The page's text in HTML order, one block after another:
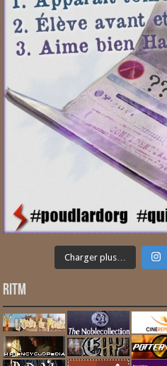
Charger plus…
RITM